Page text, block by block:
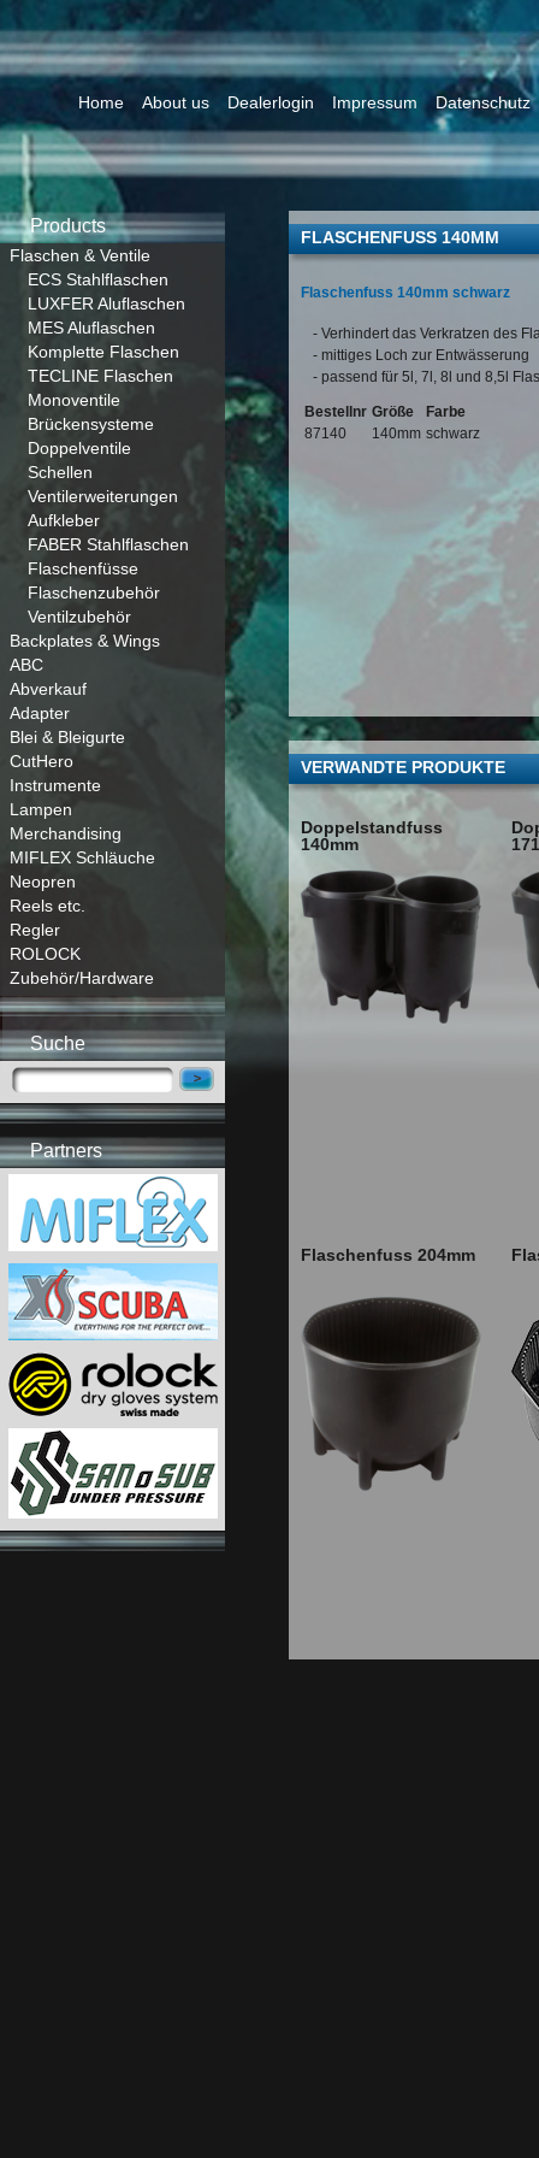
Home About us Dealerlogin Impressum Datenschutz
Products
Flaschen & Ventile
ECS Stahlflaschen
LUXFER Aluflaschen
MES Aluflaschen
Komplette Flaschen
TECLINE Flaschen
Monoventile
Brückensysteme
Doppelventile
Schellen
Ventilerweiterungen
Aufkleber
FABER Stahlflaschen
Flaschenfüsse
Flaschenzubehör
Ventilzubehör
Backplates & Wings
ABC
Abverkauf
Adapter
Blei & Bleigurte
CutHero
Instrumente
Lampen
Merchandising
MIFLEX Schläuche
Neopren
Reels etc.
Regler
ROLOCK
Zubehör/Hardware
Suche
Partners
FLASCHENFUSS 140MM
Flaschenfuss 140mm schwarz
- Verhindert das Verkratzen des
- mittiges Loch zur Entwässerung
- passend für 5l, 7l, 8l und 8,5l
Bestellnr Größe
Farbe
87140
140mm schwarz
VERWANDTE PRODUKTE
Doppelstandfuss
140mm
Flaschenfuss 204mm